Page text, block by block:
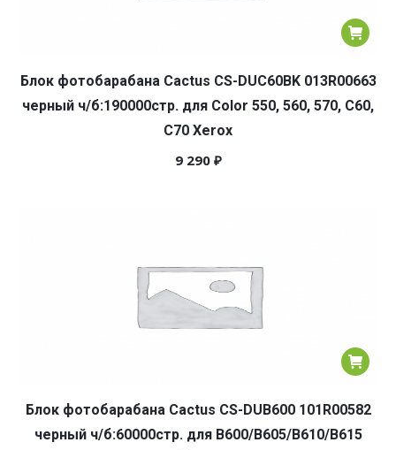
Блок фотобарабана Cactus CS-DUC60BK 013R00663
черный ч/б:190000стр. для Color 550, 560, 570, C60,
C70 Xerox
9 290 ₽
Блок фотобарабана Cactus CS-DUB600 101R00582
черный ч/б:60000стр. для B600/B605/B610/B615